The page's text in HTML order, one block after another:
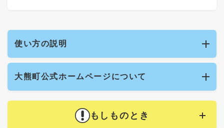
使い方の説明
大熊町公式ホームページについて
もしものとき